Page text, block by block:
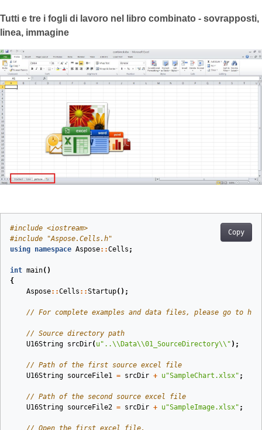
Tutti e tre i fogli di lavoro nel libro combinato - sovrapposti,
linea, immagine
Copy
#include <iostream>
#include
"Aspose.Cells.h"
using namespace Aspose::Cells ;
int main()
{
Aspose::Cells ::Startup();
// For complete examples and data files, please go to
// Source directory path
U16String srcDir( u"..\\ Data\\01_SourceDirectory\\ " ) ;
// Path of the first source excel file
U16String sourceFile1 = srcDir + u"SampleChart.xlsx" ;
// Path of the second source excel file
U16String sourceFile2 = srcDir + u"SampleImage.xlsx" ;